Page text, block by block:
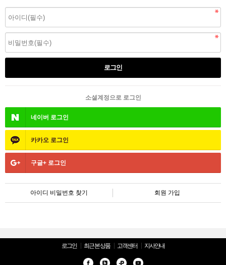
소셜계정으로 로그인
네이버 로그인
카카오 로그인
구글+ 로그인
아이디 비밀번호 찾기 회원 가입
로그인 최근 본 상품 고객센터 지사안내